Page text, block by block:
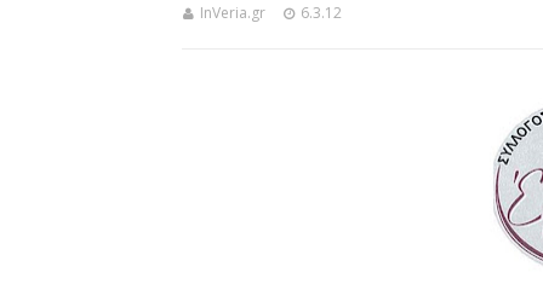
InVeria.gr 6.3.12